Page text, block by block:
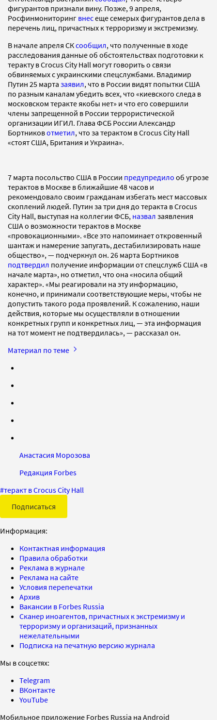
фигурантов признали вину. Позже, 9 апреля,
Росфинмониторинг внесеще семерых фигурантов дела в
перечень лиц, причастных к терроризму и экстремизму.
В начале апреля СКсообщил, что полученные в ходе
расследования данные об обстоятельствах подготовки к
теракту в Crocus City Hall могут говорить о связи
обвиняемых с украинскими спецслужбами. Владимир
Путин 25 марта заявил, что в России видят попытки США
по разным каналам убедить всех, что «киевского следа в
московском теракте якобы нет» и что его совершили
члены запрещенной в России террористической
организации ИГИЛ. Глава ФСБ России Александр
Бортниковотметил, что за терактом в Crocus City Hall
«стоят США, Британия и Украина».
7 марта посольство США в России предупредило об угрозе
терактов в Москве в ближайшие 48 часов и
рекомендовало своим гражданам избегать мест массовых
скоплений людей. Путин за три дня до теракта в Crocus
City Hall, выступая на коллегии ФСБ, назвал заявления
США о возможности терактов в Москве
«провокационными». «Все это напоминает откровенный
шантаж и намерение запугать, дестабилизировать наше
общество», — подчеркнул он. 26 марта Бортников
подтвердил получение информации от спецслужб США «в
начале марта», но отметил, что она «носила общий
характер». «Мы реагировали на эту информацию,
конечно, и принимали соответствующие меры, чтобы не
допустить такого рода проявлений. К сожалению, наши
действия, которые мы осуществляли в отношении
конкретных групп и конкретных лиц, — эта информация
на тот момент не подтвердилась», — рассказал он.
Материал по теме
Анастасия Морозова
Редакция Forbes
#теракт в Crocus City Hall
Подписаться
Информация:
Контактная информация
Правила обработки
Реклама в журнале
Реклама на сайте
Условия перепечатки
Архив
Вакансии в Forbes Russia
Сканер иноагентов, причастных к экстремизму и
терроризму и организаций, признанных
нежелательными
Подписка на печатную версию журнала
Мы в соцсетях:
Telegram
ВКонтакте
YouTube
Мобильное приложение Forbes Russia на Android